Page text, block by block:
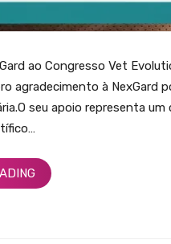
ao Congresso Vet
agradecimento à
seu apoio representa